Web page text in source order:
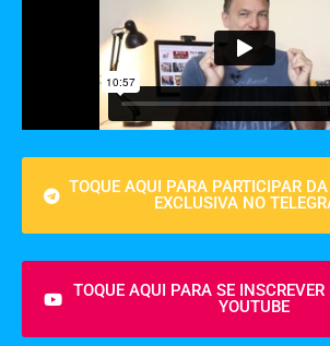
TOQUE AQUI PARA PARTICIPAR
EXCLUSIVA NO
TOQUE AQUI PARA SE
YOUTUBE